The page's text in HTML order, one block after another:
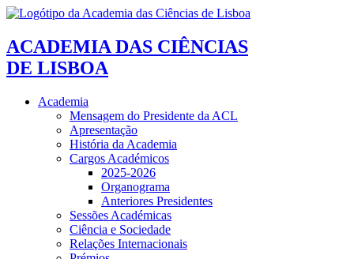
ACADEMIA DAS CIÊNCIAS
DE LISBOA
Academia
Mensagem do Presidente da ACL
Apresentação
História da Academia
Cargos Académicos
2025-2026
Organograma
Anteriores Presidentes
Sessões Académicas
Ciência e Sociedade
Relações Internacionais